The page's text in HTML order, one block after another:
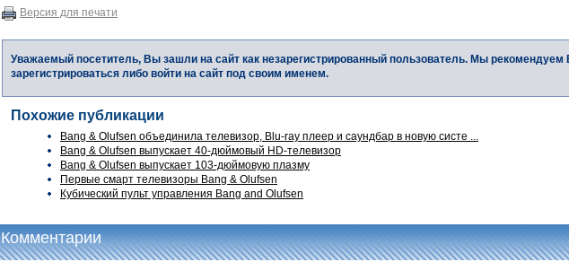
Версия для печати
Уважаемый посетитель, Вы зашли на сайт как незарегистрированный пользователь. Мы рекомендуем
зарегистрироваться либо войти на сайт под своим именем.
Похожие публикации
Bang & Olufsen объединила телевизор, Blu-ray плеер и саундбар в новую систе ...
Bang & Olufsen выпускает 40-дюймовый HD-телевизор
Bang & Olufsen выпускает 103-дюймовую плазму
Первые смарт телевизоры Bang & Olufsen
Кубический пульт управления Bang and Olufsen
Комментарии